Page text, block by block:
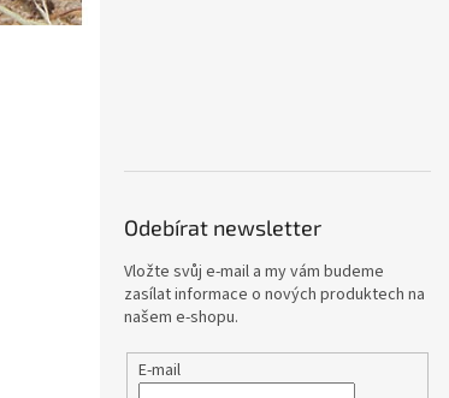
Odebírat newsletter
Vložte svůj e-mail a my vám budeme
zasílat informace o nových produktech na
našem e-shopu.
E-mail